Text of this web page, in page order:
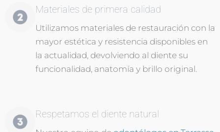
Materiales de primera calidad
Utilizamos materiales de restauración con la
mayor estética y resistencia disponibles en
la actualidad, devolviendo al diente su
funcionalidad, anatomía y brillo original.
Respetamos el diente natural